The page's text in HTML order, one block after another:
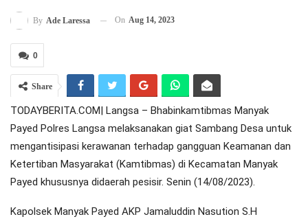
By Ade Laressa On Aug 14, 2023
0
Share
TODAYBERITA.COM| Langsa – Bhabinkamtibmas Manyak
Payed Polres Langsa melaksanakan giat Sambang Desa untuk
mengantisipasi kerawanan terhadap gangguan Keamanan dan
Ketertiban Masyarakat (Kamtibmas) di Kecamatan Manyak
Payed khususnya didaerah pesisir. Senin (14/08/2023).
Kapolsek Manyak Payed AKP Jamaluddin Nasution S.H